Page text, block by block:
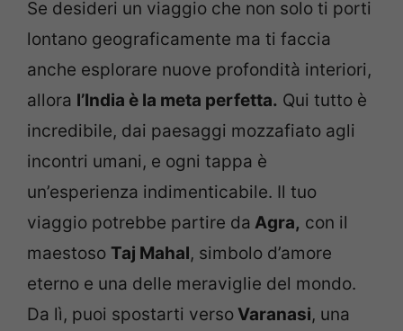
Se desideri un viaggio che non solo ti porti
lontano geograficamente ma ti faccia
anche esplorare nuove profondità interiori,
allora l’India è la meta perfetta. Qui tutto è
incredibile, dai paesaggi mozzafiato agli
incontri umani, e ogni tappa è
un’esperienza indimenticabile. Il tuo
viaggio potrebbe partire da Agra, con il
maestoso Taj Mahal, simbolo d’amore
eterno e una delle meraviglie del mondo.
Da lì, puoi spostarti versoVaranasi, una